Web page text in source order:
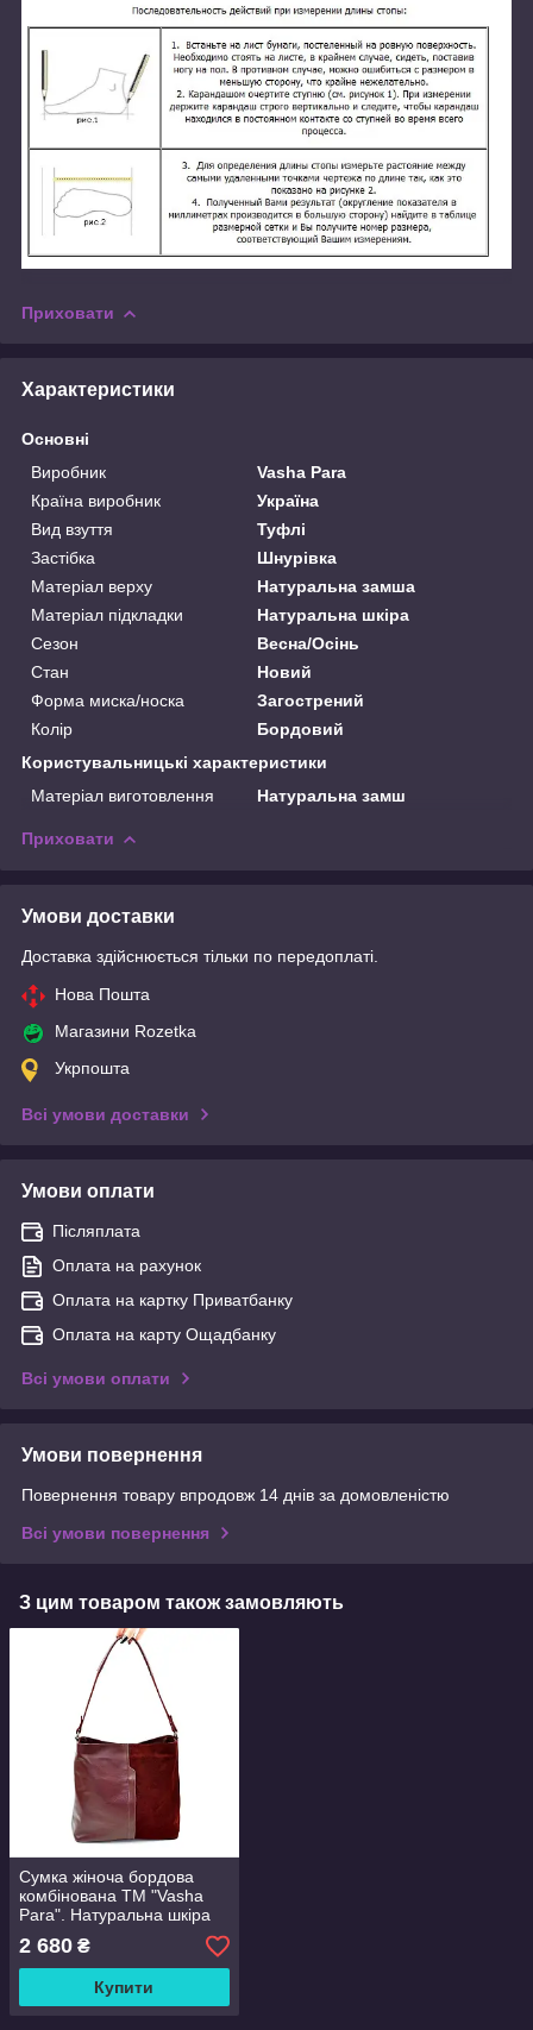
Приховати
Характеристики
Основні
Виробник
Vasha Para
Країна виробник
Україна
Вид взуття
Туфлі
Застібка
Шнурівка
Матеріал верху
Натуральна замша
Матеріал підкладки
Натуральна шкіра
Сезон
Весна/Осінь
Стан
Новий
Форма миска/носка
Загострений
Колір
Бордовий
Користувальницькі характеристики
Матеріал виготовлення
Натуральна замш
Приховати
Умови доставки
Доставка здійснюється тільки по передоплаті.
Нова Пошта
Магазини Rozetka
Укрпошта
Всі умови доставки
Умови оплати
Післяплата
Оплата на рахунок
Оплата на картку Приватбанку
Оплата на карту Ощадбанку
Всі умови оплати
Умови повернення
Повернення товару впродовж 14 днів за домовленістю
Всі умови повернення
З цим товаром також замовляють
Сумка жіноча бордова
комбінована ТМ "Vasha
Para". Натуральна шкіра
та замша
2 680 ₴
Купити